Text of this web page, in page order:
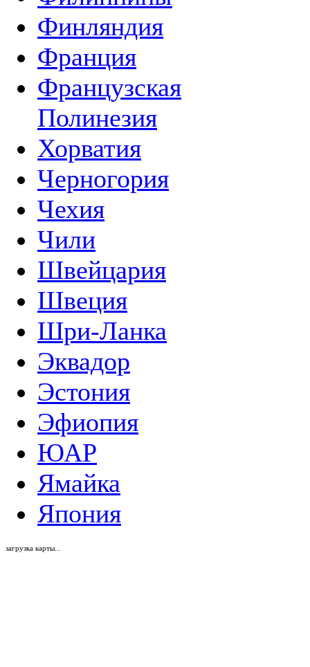
Финляндия
Франция
Французская
Полинезия
Хорватия
Черногория
Чехия
Чили
Швейцария
Швеция
Шри-Ланка
Эквадор
Эстония
Эфиопия
ЮАР
Ямайка
Япония
загрузка карты...